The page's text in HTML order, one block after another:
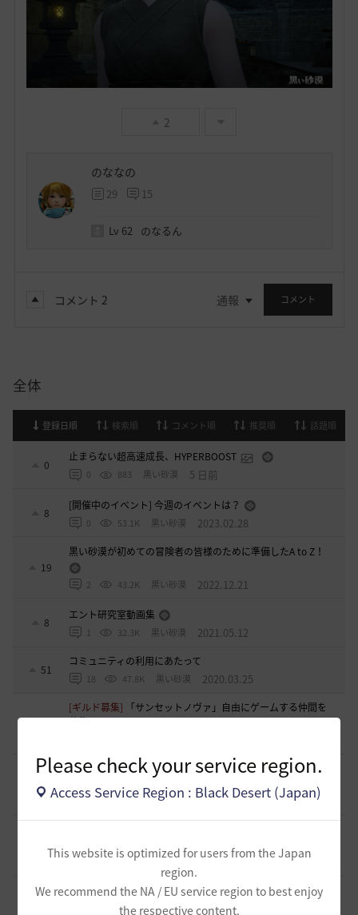
Please check your service region.
Access Service Region : Black Desert (Japan)
This website is optimized for users from the Japan
region.
We recommend the NA / EU service region to best enjoy
the respective content.
2
のななの
29 15
Lv 62 のなるん
コメント 2 通報 コメント
全体
登録日順 検索順 コメント順 推奨順 話題順
0
止まらない超高速成長、HYPERBOOST
0 883 黒い砂漠 5 日前
8
[開催中のイベント] 今週のイベントは？
0 53.1K 黒い砂漠 2023.02.28
19
黒い砂漠が初めての冒険者の皆様のために準備したA to Z！
2 43.2K 黒い砂漠 2022.12.21
8
エント研究室動画集
1 32.3K 黒い砂漠 2021.05.12
51
コミュニティの利用にあたって
18 47.8K 黒い砂漠 2020.03.25
[ギルド募集]
「サンセットノヴァ」自由にゲームする仲間を
募集‼️
0
[ギルド募集]〈浅井軍〉配信を見ながらまったり黒い砂漠 少
0 49 浅井ジークフリード-日本 4 時間前
1
0 71 saltNaCl-日本 11 時間前
[ギルド募集]🌸「今日も誰もいない…」そんなギルドに疲れ